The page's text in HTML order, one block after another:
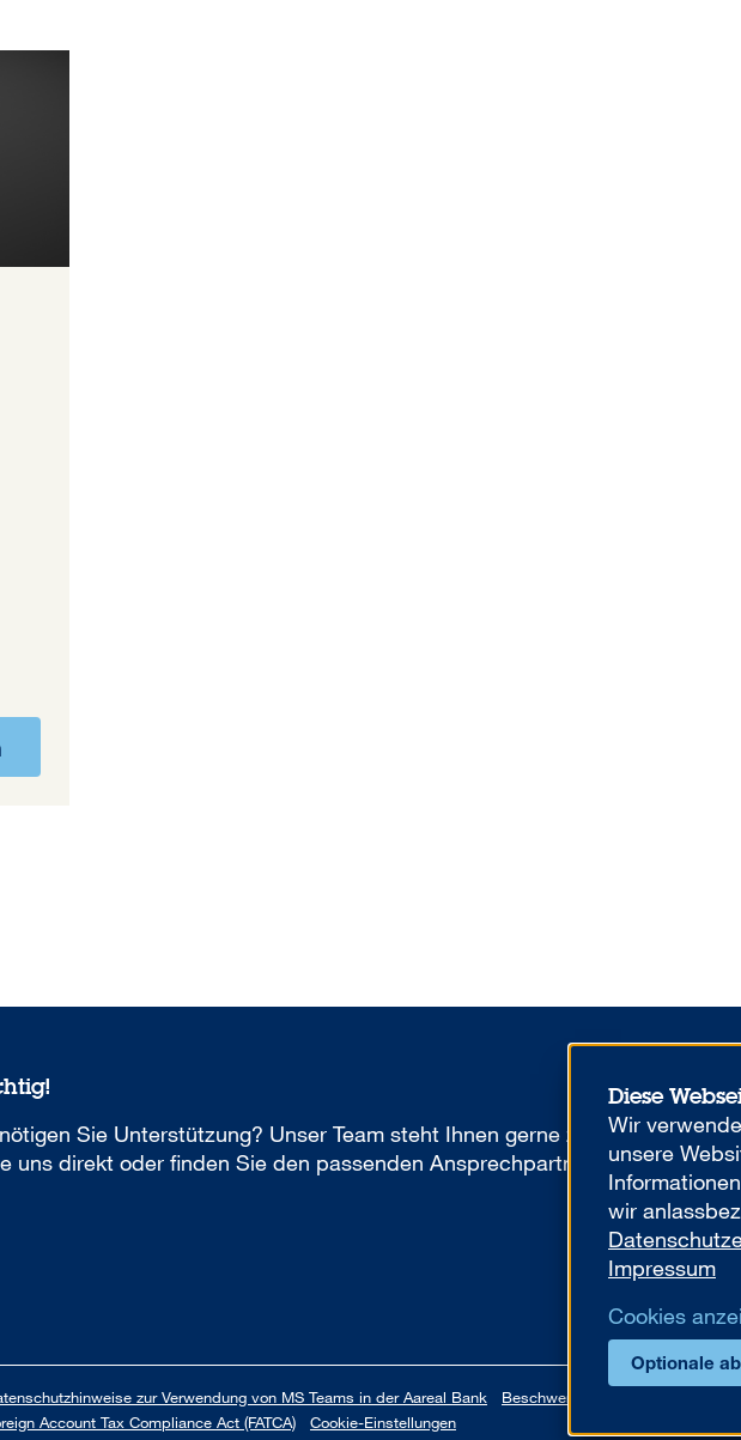
Sie Unterstützung? Unser Team steht Ihnen gerne zur
uns direkt oder finden Sie den passenden Ansprechpartner
zur Verwendung von MS Teams in der Aareal Bank Beschwerdemanagement
Account Tax Compliance Act (FATCA)
Cookie-Einstellungen
Diese
Wir
unsere
wir
Impressum
Cookies
Optionale